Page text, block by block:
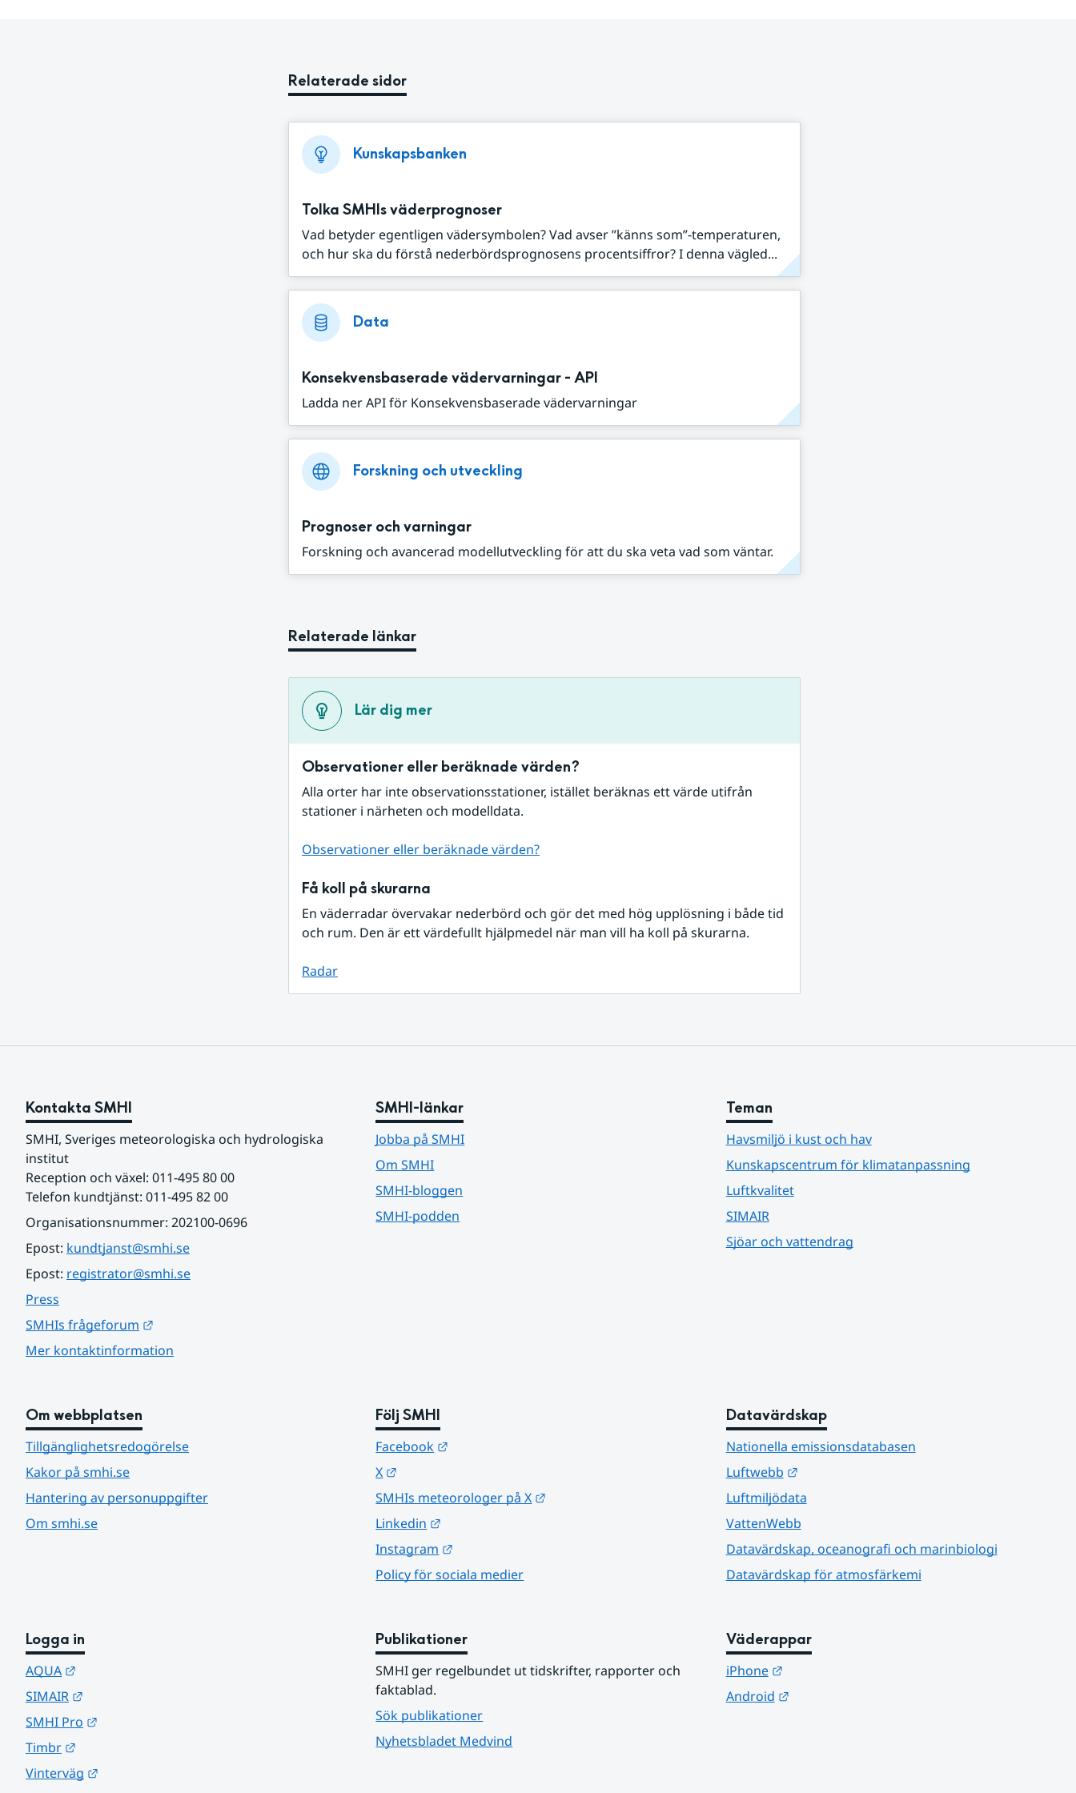
Relaterade sidor
Kunskapsbanken
Tolka SMHIs väderprognoser
Vad betyder egentligen vädersymbolen? Vad avser ”känns som”-temperaturen,
och hur ska du förstå nederbördsprognosens procentsiffror? I denna vägled...
Data
Konsekvensbaserade vädervarningar - API
Ladda ner API för Konsekvensbaserade vädervarningar
Forskning och utveckling
Prognoser och varningar
Forskning och avancerad modellutveckling för att du ska veta vad som väntar.
Relaterade länkar
Lär dig mer
Observationer eller beräknade värden?
Alla orter har inte observationsstationer, istället beräknas ett värde utifrån
stationer i närheten och modelldata.
Observationer eller beräknade värden?
Få koll på skurarna
En väderradar övervakar nederbörd och gör det med hög upplösning i både tid
och rum. Den är ett värdefullt hjälpmedel när man vill ha koll på skurarna.
Radar
Kontakta SMHI
SMHI, Sveriges meteorologiska och hydrologiska
institut
Reception och växel: 011-495 80 00
Telefon kundtjänst: 011-495 82 00
Organisationsnummer: 202100-0696
Epost: kundtjanst@smhi.se
Epost: registrator@smhi.se
Press
SMHIs frågeforum
Mer kontaktinformation
SMHI-länkar
Jobba på SMHI
Om SMHI
SMHI-bloggen
SMHI-podden
Teman
Havsmiljö i kust och hav
Kunskapscentrum för klimatanpassning
Luftkvalitet
SIMAIR
Sjöar och vattendrag
Om webbplatsen
Tillgänglighetsredogörelse
Kakor på smhi.se
Hantering av personuppgifter
Om smhi.se
Följ SMHI
Facebook
X
SMHIs meteorologer på X
Linkedin
Instagram
Policy för sociala medier
Datavärdskap
Nationella emissionsdatabasen
Luftwebb
Länk till annan webbplats.
Luftmiljödata
VattenWebb
Datavärdskap, oceanografi och marinbiologi
Datavärdskap för atmosfärkemi
Logga in
AQUA
SIMAIR
SMHI Pro
Timbr
Vinterväg
Publikationer
SMHI ger regelbundet ut tidskrifter, rapporter och
faktablad.
Sök publikationer
Nyhetsbladet Medvind
Väderappar
iPhone
Länk till annan webbplats.
Android
Länk till annan webbplats.